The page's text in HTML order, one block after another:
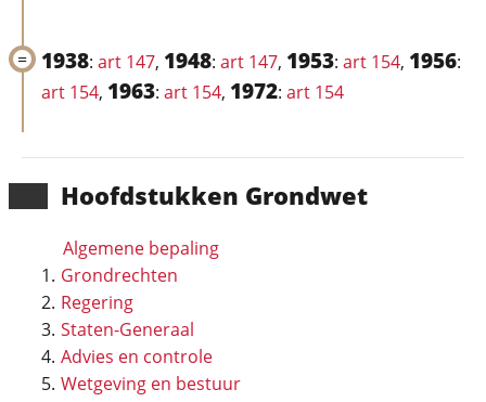
Hoofd­stukken Grondwet
Algemene bepaling
Grondrechten
Regering
Staten-Generaal
Advies en controle
Wetgeving en bestuur
1938: art 147, 1948: art 147, 1953: art 154, 1956:
art 154, 1963: art 154, 1972: art 154